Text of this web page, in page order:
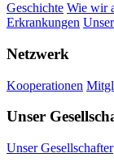
Geschichte Wie wir
Erkrankungen
Netzwerk
Kooperationen
Unser
Unser Gesellschafter